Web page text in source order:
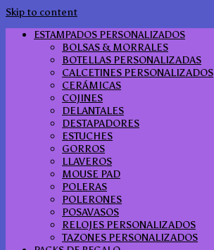
Skip to content
ESTAMPADOS PERSONALIZADOS
BOLSAS & MORRALES
BOTELLAS PERSONALIZADAS
CALCETINES PERSONALIZADOS
CERÁMICAS
COJINES
DELANTALES
DESTAPADORES
ESTUCHES
GORROS
LLAVEROS
MOUSE PAD
POLERAS
POLERONES
POSAVASOS
RELOJES PERSONALIZADOS
TAZONES PERSONALIZADOS